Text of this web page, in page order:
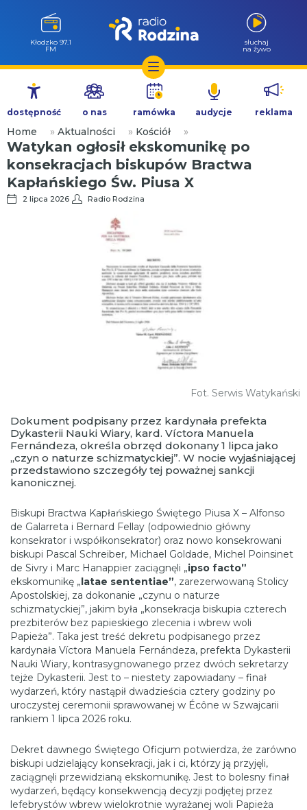
Przejdź
treści
Wołów 99.6
FM
słuchaj
na żywo
dostępność o nas ramówka audycje reklama
Home » Aktualności » Kościół »
Watykan ogłosił ekskomunikę po
konsekracjach biskupów Bractwa
Kapłańskiego Św. Piusa X
2 lipca 2026 Radio Rodzina
Fot. Serwis Watykański
Dokument podpisany przez kardynała prefekta
Dykasterii Nauki Wiary, kard. Víctora Manuela
Fernándeza, określa obrzęd dokonany 1 lipca jako
„czyn o naturze schizmatyckiej”. W nocie wyjaśniającej
przedstawiono szczegóły tej poważnej sankcji
kanonicznej.
Biskupi Bractwa Kapłańskiego Świętego Piusa X – Alfonso
de Galarreta i Bernard Fellay (odpowiednio główny
konsekrator i współkonsekrator) oraz nowo konsekrowani
biskupi Pascal Schreiber, Michael Goldade, Michel Poinsinet
de Sivry i Marc Hanappier zaciągnęli „ipso facto”
ekskomunikę „ latae sententiae”, zarezerwowaną Stolicy
Apostolskiej, za dokonanie „czynu o naturze
schizmatyckiej”, jakim była „konsekracja biskupia czterech
prezbiterów bez papieskiego zlecenia i wbrew woli
Papieża”. Taka jest treść dekretu podpisanego przez
kardynała Víctora Manuela Fernándeza, prefekta Dykasterii
Nauki Wiary, kontrasygnowanego przez dwóch sekretarzy
tejże Dykasterii. Jest to – niestety zapowiadany – finał
wydarzeń, który nastąpił dwadzieścia cztery godziny po
uroczystej ceremonii sprawowanej w Écône w Szwajcarii
rankiem 1 lipca 2026 roku.
Dekret dawnego Świętego Oficjum potwierdza, że zarówno
biskupi udzielający konsekracji, jak i ci, którzy ją przyjęli,
zaciągnęli przewidzianą ekskomunikę. Jest to bolesny finał
wydarzeń, będący konsekwencją decyzji podjętej przez
lefebrystów wbrew wielokrotnie wyrażanej woli Papieża